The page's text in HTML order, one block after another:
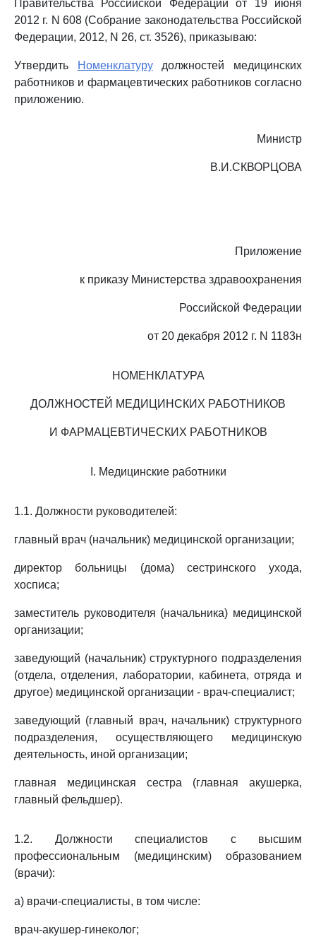
Правительства Российской Федерации от 19 июня
2012 г. N 608 (Собрание законодательства Российской
Федерации, 2012, N 26, ст. 3526), приказываю:
Утвердить Номенклатурудолжностей медицинских
работников и фармацевтических работников согласно
приложению.
Министр
В.И.СКВОРЦОВА
Приложение
к приказу Министерства здравоохранения
Российской Федерации
от 20 декабря 2012 г. N 1183н
НОМЕНКЛАТУРА
ДОЛЖНОСТЕЙ МЕДИЦИНСКИХ РАБОТНИКОВ
И ФАРМАЦЕВТИЧЕСКИХ РАБОТНИКОВ
I. Медицинские работники
1.1. Должности руководителей:
главный врач (начальник) медицинской организации;
директор больницы (дома) сестринского ухода,
хосписа;
заместитель руководителя (начальника) медицинской
организации;
заведующий (начальник) структурного подразделения
(отдела, отделения, лаборатории, кабинета, отряда и
другое) медицинской организации - врач-специалист;
заведующий (главный врач, начальник) структурного
подразделения, осуществляющего медицинскую
деятельность, иной организации;
главная медицинская сестра (главная акушерка,
главный фельдшер).
1.2. Должности специалистов с высшим
профессиональным (медицинским) образованием
(врачи):
а) врачи-специалисты, в том числе:
врач-акушер-гинеколог;